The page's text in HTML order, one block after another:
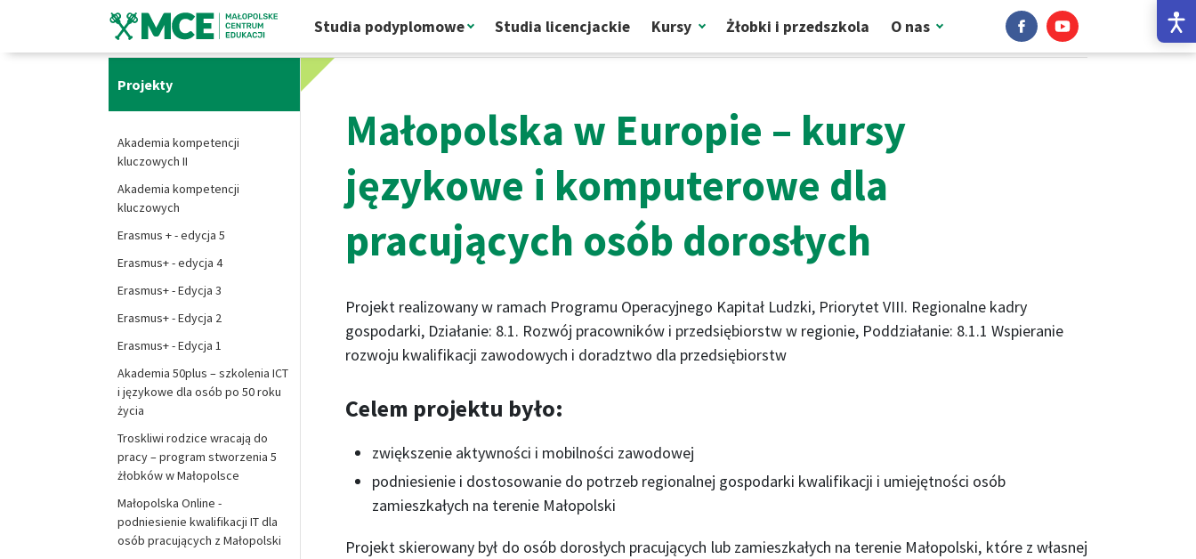
Studia podyplomowe Studia licencjackie Kursy Żłobki i przedszkola O nas Nasz profil na Facebook'u
Nasz profil na
Strona główna Projekty Małopolska w Europie – kursy językowe i komputerowe dla pracujących osób dorosłych
Projekty
Akademia kompetencji
kluczowych II
Akademia kompetencji
kluczowych
Erasmus + - edycja 5
Erasmus+ - edycja 4
Erasmus+ - Edycja 3
Erasmus+ - Edycja 2
Erasmus+ - Edycja 1
Akademia 50plus – szkolenia ICT
i językowe dla osób po 50 roku
życia
Troskliwi rodzice wracają do
pracy – program stworzenia 5
żłobków w Małopolsce
Małopolska Online -
podniesienie kwalifikacji IT dla
osób pracujących z Małopolski
Małopolska w Europie – kursy
językowe i komputerowe dla
pracujących osób dorosłych
Projekt realizowany w ramach Programu Operacyjnego Kapitał Ludzki, Priorytet VIII. Regionalne kadry
gospodarki, Działanie: 8.1. Rozwój pracowników i przedsiębiorstw w regionie, Poddziałanie: 8.1.1 Wspieranie
rozwoju kwalifikacji zawodowych i doradztwo dla przedsiębiorstw
Celem projektu było:
zwiększenie aktywności i mobilności zawodowej
podniesienie i dostosowanie do potrzeb regionalnej gospodarki kwalifikacji i umiejętności osób
zamieszkałych na terenie Małopolski
Projekt skierowany był do osób dorosłych pracujących lub zamieszkałych na terenie Małopolski, które z własnej